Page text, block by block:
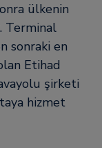
ülkenin
Terminal
sonraki en
Etihad
şirketi
hizmet